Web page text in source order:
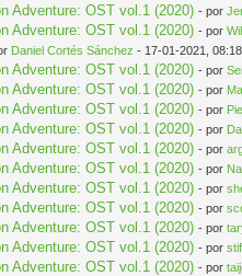
Adventure: OST vol.1 (2020) - por
Adventure: OST vol.1 (2020) - por
Daniel Cortés Sánchez - 17-01-2021,
Adventure: OST vol.1 (2020) - por
Adventure: OST vol.1 (2020) - por
Adventure: OST vol.1 (2020) - por
Adventure: OST vol.1 (2020) - por
Adventure: OST vol.1 (2020) - por
Adventure: OST vol.1 (2020) - por
Adventure: OST vol.1 (2020) - por
Adventure: OST vol.1 (2020) - por
Adventure: OST vol.1 (2020) - por
Adventure: OST vol.1 (2020) - por
Adventure: OST vol.1 (2020) - por